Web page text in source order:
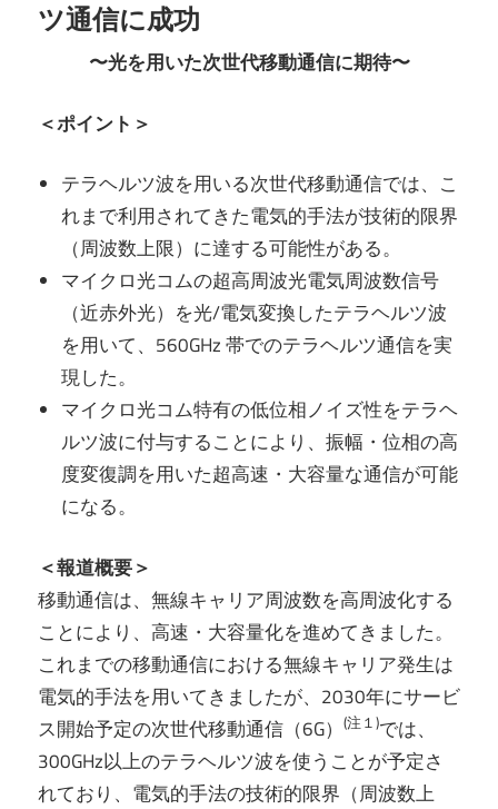
ツ通信に成功
〜光を用いた次世代移動通信に期待〜
＜ポイント＞
テラヘルツ波を用いる次世代移動通信では、こ
れまで利用されてきた電気的手法が技術的限界
（周波数上限）に達する可能性がある。
マイクロ光コムの超高周波光電気周波数信号
（近赤外光）を光/電気変換したテラヘルツ波
を用いて、560GHz 帯でのテラヘルツ通信を実
現した。
マイクロ光コム特有の低位相ノイズ性をテラヘ
ルツ波に付与することにより、振幅・位相の高
度変復調を用いた超高速・大容量な通信が可能
になる。
＜報道概要＞
移動通信は、無線キャリア周波数を高周波化する
ことにより、高速・大容量化を進めてきました。
これまでの移動通信における無線キャリア発生は
電気的手法を用いてきましたが、2030年にサービ
ス開始予定の次世代移動通信（6G） (注１)では、
300GHz以上のテラヘルツ波を使うことが予定さ
れており、電気的手法の技術的限界（周波数上